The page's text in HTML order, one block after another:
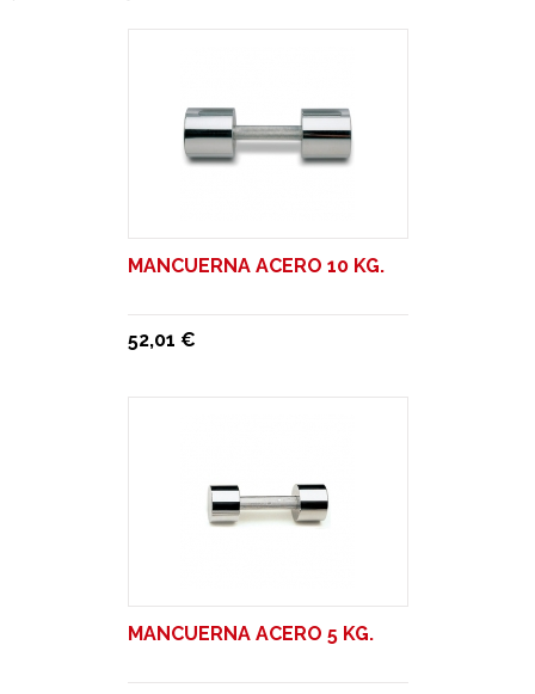
MANCUERNA ACERO 10 KG.
52,01 €
MANCUERNA ACERO 5 KG.